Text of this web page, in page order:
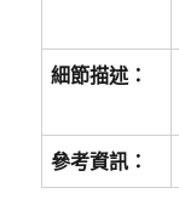
細節描述：
參考資訊：